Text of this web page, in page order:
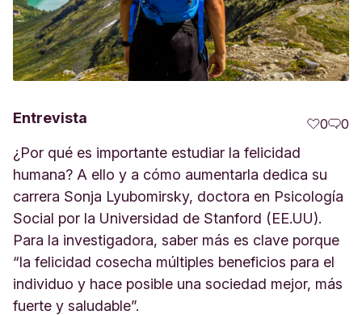
Entrevista 0 0
¿Por qué es importante estudiar la felicidad
humana? A ello y a cómo aumentarla dedica su
carrera Sonja Lyubomirsky, doctora en Psicología
Social por la Universidad de Stanford (EE.UU).
Para la investigadora, saber más es clave porque
“la felicidad cosecha múltiples beneficios para el
individuo y hace posible una sociedad mejor, más
fuerte y saludable”.